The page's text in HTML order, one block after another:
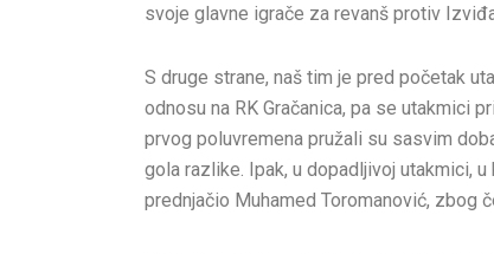
svoje glavne igrače za revanš protiv
S druge strane, naš tim je pred početak
odnosu na RK Gračanica, pa se utakmici
prvog poluvremena pružali su sasvim
gola razlike. Ipak, u dopadljivoj utakmici,
prednjačio Muhamed Toromanović, zbog